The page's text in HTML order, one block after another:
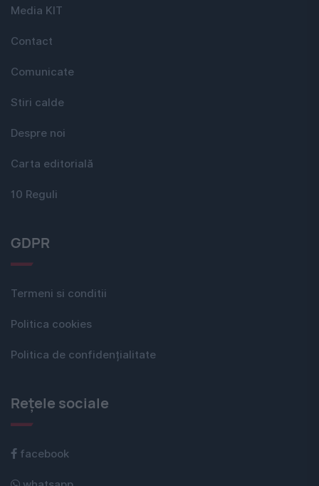
Media KIT
Contact
Comunicate
Stiri calde
Despre noi
Carta editorială
10 Reguli
GDPR
Termeni si conditii
Politica cookies
Politica de confidențialitate
Rețele sociale
facebook